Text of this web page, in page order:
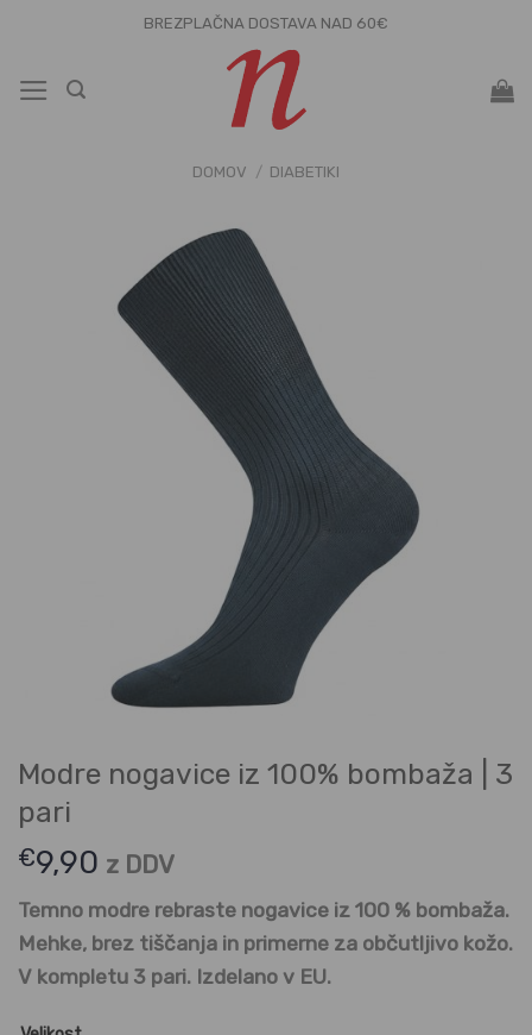
vsebino
BREZPLAČNA DOSTAVA NAD 60€
DOMOV / DIABETIKI
Modre nogavice iz 100% bombaža | 3
pari
€9,90 z DDV
Temno modre rebraste nogavice iz 100 % bombaža.
Mehke, brez tiščanja in primerne za občutljivo kožo.
V kompletu 3 pari. Izdelano v EU.